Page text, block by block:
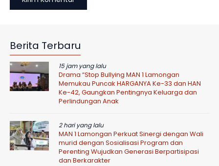
Berita Terbaru
15 jam yang lalu
Drama “Stop Bullying MAN 1 Lamongan
Memukau Puncak HARGANYA Ke-33 dan HAN
Ke-42, Gaungkan Pentingnya Keluarga dan
Perlindungan Anak
2 hari yang lalu
MAN 1 Lamongan Perkuat Sinergi dengan Wali
murid dengan Sosialisasi Program dan
Perenting Wujudkan Generasi Berpartisipasi
dan Berkarakter